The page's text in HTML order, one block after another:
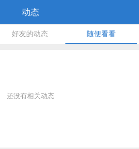
动态
好友的动态 随便看看
还没有相关动态